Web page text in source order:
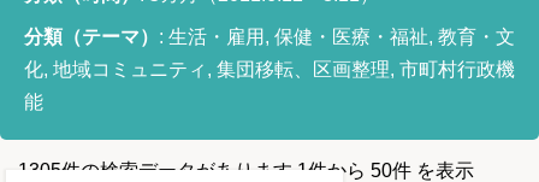
復興の軌跡
テーマから探す 地図から探す 詳細検索
分類（テーマ） : 生活・雇用, 保健・医療・福祉, 教育・文
化, 地域コミュニティ, 集団移転、区画整理, 市町村行政機
能
1305件の検索データがあります 1件から 50件 を表示